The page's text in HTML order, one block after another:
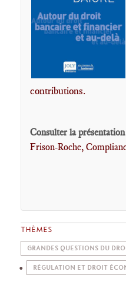
contributions.
Consulter la
Frison-Roche,
THÈMES
GRANDES QUESTIONS DU
RÉGULATION ET DROIT